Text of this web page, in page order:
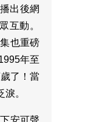
出後網
互動。
也重磅
年至
了！當
。
安可聲